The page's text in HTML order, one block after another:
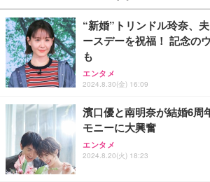
￥27,999
Sezlife オフィスチェア デスク
ワーク チェア 強化バックレス
能 人間工学 椅子 腰サポート
レスト 3Dヘッドレスト ハンガ
務用 おしゃれ パソコンチェア
Sezlife オフィスチェア デスク
ワーク チェア 強化バックレス
能 人間工学 椅子 腰サポート
￥109,572
【純正品】27"ゲーミングモニ
フック付き（CFI-ZDM1J）
￥49,979
【整備済み品】Dell E2724HS
ー フルHD（1920×1080）VA
ort/VGA スピーカー内蔵 高さ
￥3,234
ネオ・ルーライフ ネオ・オム
り 単品
￥1,800
Smart Basic(スマートベーシ
限定】 Smart Basic アイリス
超厚型 お徳用 ワイド 100枚入
“新婚”トリンドル玲奈、
ースデーを祝福！ 記念の
も
エンタメ
2024.8.30(金) 16:09
濱口優と南明奈が結婚6周
モニーに大興奮
エンタメ
2024.8.20(火) 18:23